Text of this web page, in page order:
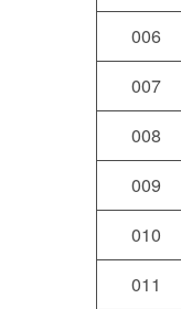
006
007
008
009
010
011